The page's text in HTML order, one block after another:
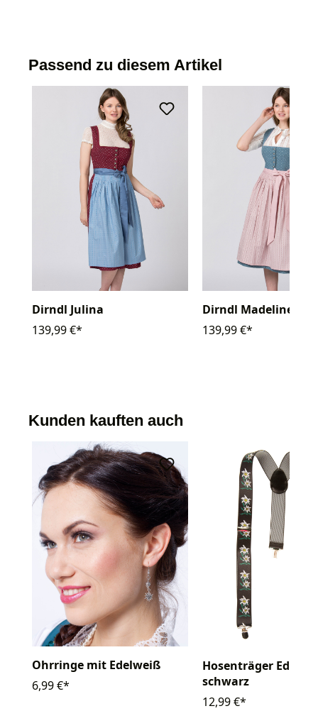
Passend zu diesem Artikel
Dirndl Julina
139,99 €*
Dirndl Madeline
139,99 €*
Kunden kauften auch
Ohrringe mit Edelweiß
6,99 €*
Hosenträger
schwarz
12,99 €*